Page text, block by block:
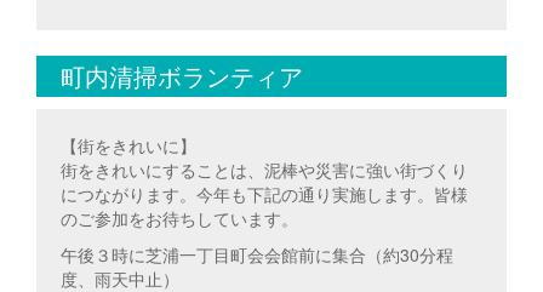
町内清掃ボランティア
【街をきれいに】
街をきれいにすることは、泥棒や災害に強い街づくり
につながります。今年も下記の通り実施します。皆様
のご参加をお待ちしています。
午後３時に芝浦一丁目町会会館前に集合（約30分程
度、雨天中止）